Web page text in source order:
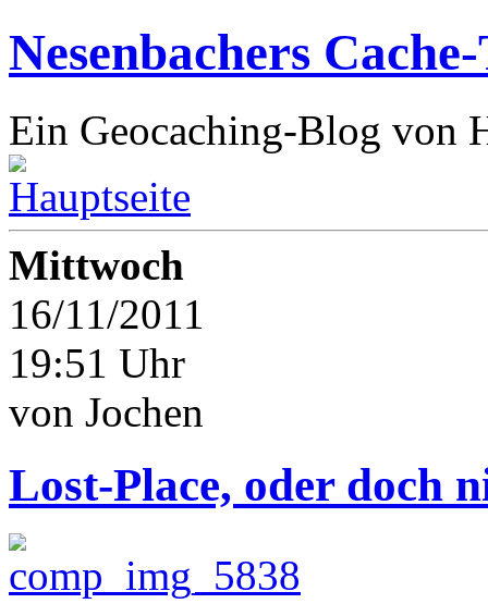
Nesenbachers
Ein Geocaching-Blog von
Mittwoch
16/11/2011
19:51 Uhr
von Jochen
Lost-Place, oder doch